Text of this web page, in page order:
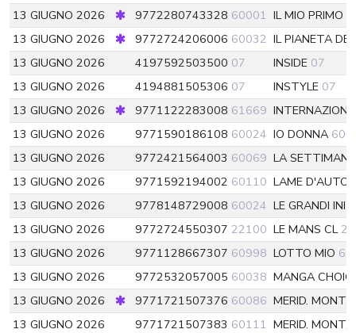
13 GIUGNO 2026
9772280743328 60001 IL MIO PRIMO
13 GIUGNO 2026
9772724206006 60032 IL PIANETA
13 GIUGNO 2026
4197592503500 07 INSIDE 07
13 GIUGNO 2026
4194881505306 07 INSTYLE 07
13 GIUGNO 2026
9771122283008 61669
13 GIUGNO 2026
9771590186108 60024 IO DONNA
13 GIUGNO 2026
9772421564003 60069 LA
13 GIUGNO 2026
9771592194002 60110 LAME
13 GIUGNO 2026
9778148729008 60024 LE GRANDI
13 GIUGNO 2026
9772724550307 22100 LE MANS CL
13 GIUGNO 2026
9771128667307 60998 LOTTO MIO
13 GIUGNO 2026
9772532057005 60038 MANGA
13 GIUGNO 2026
9771721507376 60086 MERID.
13 GIUGNO 2026
9771721507383 60111 MERID.